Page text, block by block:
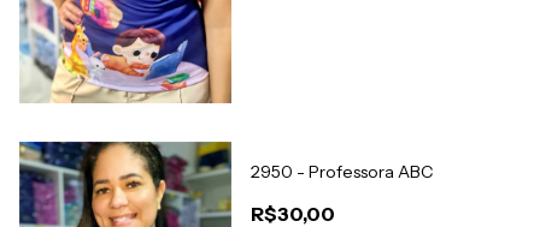
2950 - Professora ABC
R$30,00